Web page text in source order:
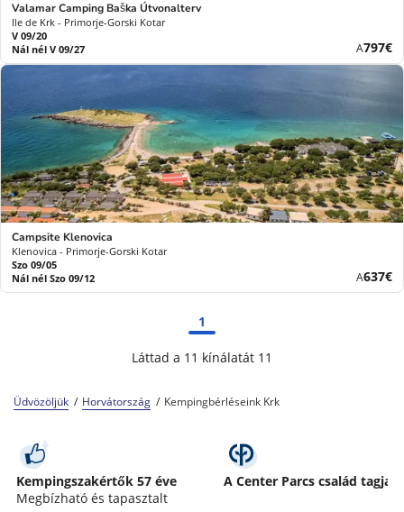
Valamar Camping Baška Útvonalterv
Ile de Krk - Primorje-Gorski Kotar
V 09/20
Nál nél V 09/27
AÚj
ár
797€
Campsite Klenovica
Klenovica - Primorje-Gorski Kotar
Szo 09/05
Nál nél Szo 09/12
AÚj
ár
637€
1
Láttad a 11 kínálatát 11
Üdvözöljük Horvátország Kempingbérléseink Krk
Kempingszakértők 57 éve
Megbízható és tapasztalt
A Center Parcs család tagja